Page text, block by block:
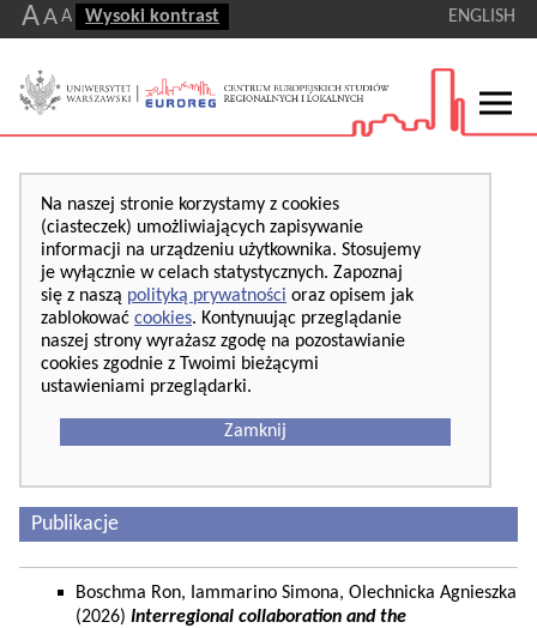
AA A Wysoki kontrast ENGLISH
Na naszej stronie korzystamy z cookies
(ciasteczek) umożliwiających zapisywanie
informacji na urządzeniu użytkownika. Stosujemy
je wyłącznie w celach statystycznych. Zapoznaj
się z naszą polityką prywatności oraz opisem jak
zablokować cookies. Kontynuując przeglądanie
naszej strony wyrażasz zgodę na pozostawianie
cookies zgodnie z Twoimi bieżącymi
ustawieniami przeglądarki.
Zamknij
Publikacje
Boschma Ron, Iammarino Simona, Olechnicka Agnieszka
(2026) Interregional collaboration and the